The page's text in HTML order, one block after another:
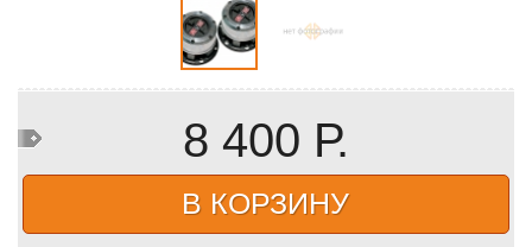
8 400 Р.
В КОРЗИНУ